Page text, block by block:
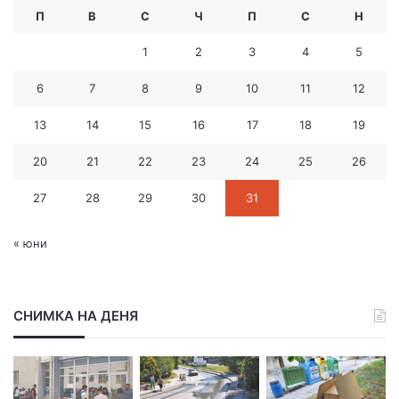
П В С Ч П С Н
1 2 3 4 5
6 7 8 9 10 11 12
13 14 15 16 17 18 19
20 21 22 23 24 25 26
27 28 29 30 31
« юни
СНИМКА НА ДЕНЯ